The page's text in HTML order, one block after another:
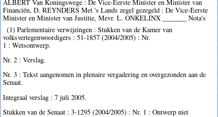
ALBERT Van Koningswege : De Vice-Eerste Minister en Minister van
Financiën, D. REYNDERS Met 's Lands zegel gezegeld : De Vice-Eerste
Minister en Minister van Justitie, Mevr. L. ONKELINX _______ Nota's
(1) Parlementaire verwijzingen : Stukken van de Kamer van
volksvertegenwoordigers : 51-1857 (2004/2005) : Nr.
1 : Wetsontwerp.
Nr. 2 : Verslag.
Nr. 3 : Tekst aangenomen in plenaire vergadering en overgezonden aan de
Senaat.
Integraal verslag : 7 juli 2005.
Stukken van de Senaat : 3-1295 (2004/2005) : Nr. 1 : Ontwerp niet